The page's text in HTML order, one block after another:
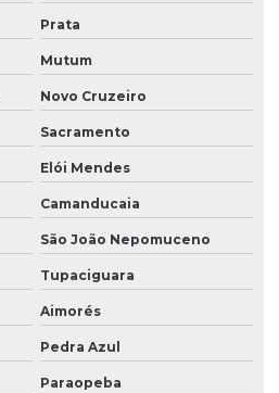
Prata
Mutum
Novo Cruzeiro
Sacramento
Elói Mendes
Camanducaia
São João Nepomuceno
Tupaciguara
Aimorés
Pedra Azul
Paraopeba